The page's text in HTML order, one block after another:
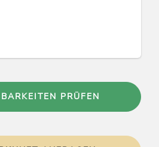
PRÜFEN